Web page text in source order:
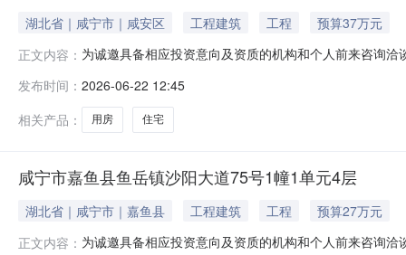
湖北省｜咸宁市｜咸安区 工程建筑 工程
预算37万元
正文内容： 为诚邀具备相应投资意向及资质的机构和个人前来咨询
院核实。本案已进入强制执行阶段，该资产权属清晰且
进行，最终
发布时间： 2026-06-22 12:45
相关产品：
用房 住宅
咸宁市嘉鱼县鱼岳镇沙阳大道75号1幢1单元4层
湖北省｜咸宁市｜嘉鱼县 工程建筑 工程
预算27万元
正文内容： 为诚邀具备相应投资意向及资质的机构和个人前来咨询